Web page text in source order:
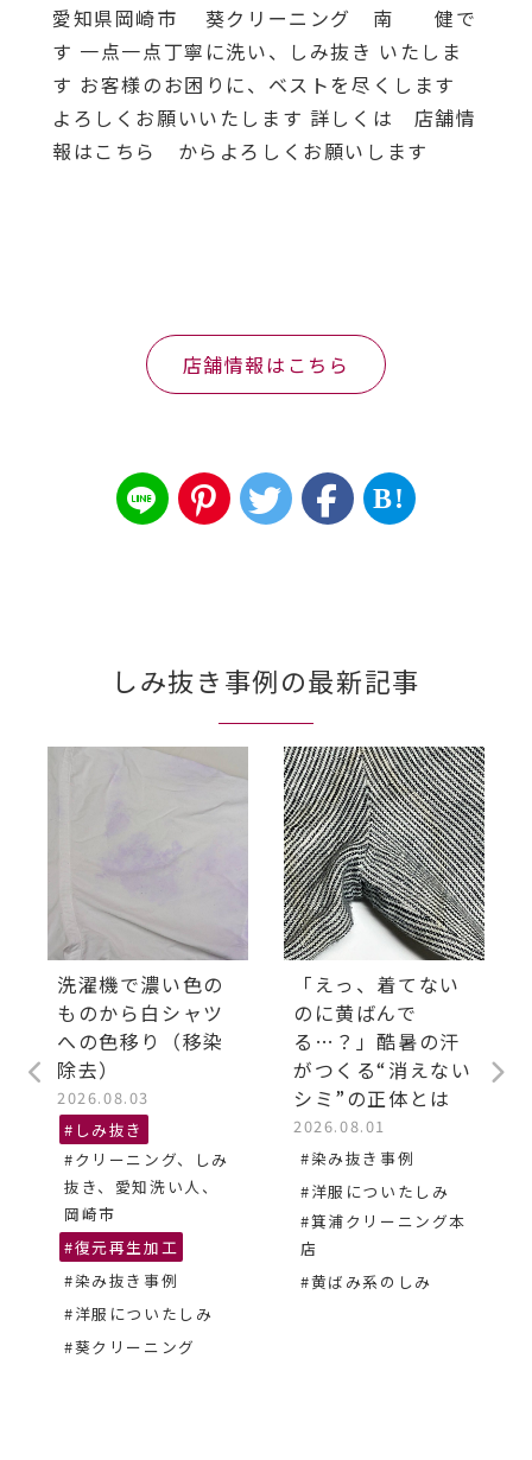
愛知県岡崎市 葵クリーニング 南 健で
す 一点一点丁寧に洗い、しみ抜き いたしま
す お客様のお困りに、ベストを尽くします
よろしくお願いいたします 詳しくは 店舗情
報はこちら からよろしくお願いします
店舗情報はこちら
B!
しみ抜き事例の最新記事
洗濯機で濃い色の
ものから白シャツ
への色移り（移染
除去）
2026.08.03
#しみ抜き
#クリーニング、しみ
抜き、愛知洗い人、
岡崎市
#復元再生加工
#染み抜き事例
#洋服についたしみ
#葵クリーニング
「えっ、着てない
のに黄ばんで
る…？」酷暑の汗
がつくる“消えない
シミ”の正体とは
2026.08.01
#染み抜き事例
#洋服についたしみ
#箕浦クリーニング本
店
#黄ばみ系のしみ